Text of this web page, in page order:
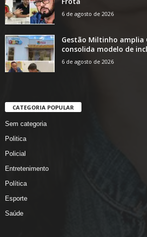
6 de agosto de 2026
Gestão Miltinho amplia
consolida modelo de
6 de agosto de 2026
CATEGORIA POPULAR
Sem categoria
Politica
Policial
Entretenimento
Política
Esporte
Saúde